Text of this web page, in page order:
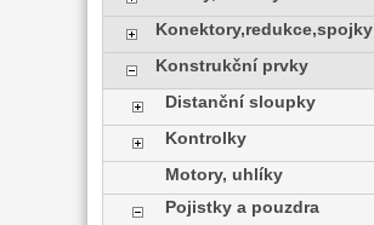
Konektory,redukce,spojky
Konstrukční prvky
Distanční sloupky
Kontrolky
Motory, uhlíky
Pojistky a pouzdra